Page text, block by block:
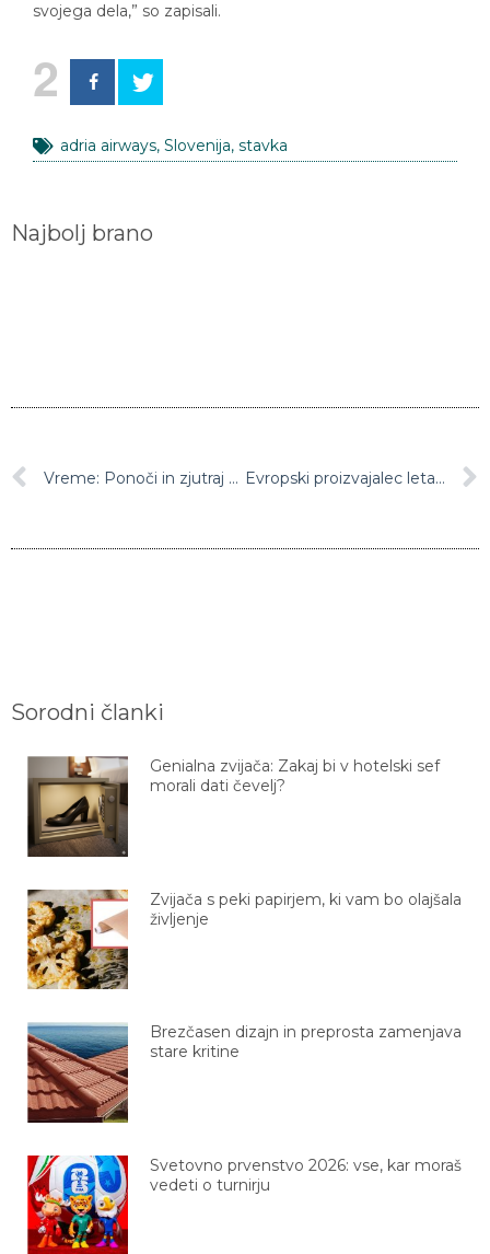
svojega dela,” so zapisali.
2
adria airways, Slovenija, stavka
Najbolj brano
Vreme: Ponoči in zjutraj bo delno jasno, ponekod v notranjosti zmerno oblačno Evropski proizvajalec letal Airbus do novega naročila v vrednosti petih milijard dolarjev
Sorodni članki
Genialna zvijača: Zakaj bi v hotelski sef
morali dati čevelj?
Zvijača s peki papirjem, ki vam bo olajšala
življenje
Brezčasen dizajn in preprosta zamenjava
stare kritine
Svetovno prvenstvo 2026: vse, kar moraš
vedeti o turnirju